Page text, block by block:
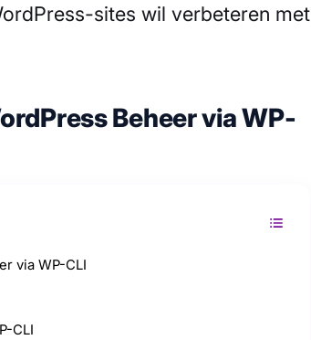
sites wil verbeteren met
Beheer via WP-
via WP-CLI
CLI